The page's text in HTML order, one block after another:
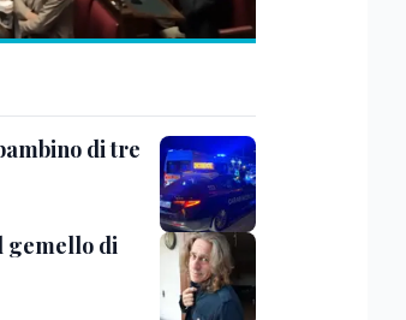
di tre
gemello di